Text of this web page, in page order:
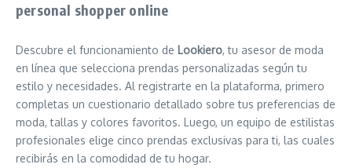
personal shopper online
Descubre el funcionamiento de Lookiero, tu asesor de moda
en línea que selecciona prendas personalizadas según tu
estilo y necesidades. Al registrarte en la plataforma, primero
completas un cuestionario detallado sobre tus preferencias de
moda, tallas y colores favoritos. Luego, un equipo de estilistas
profesionales elige cinco prendas exclusivas para ti, las cuales
recibirás en la comodidad de tu hogar.